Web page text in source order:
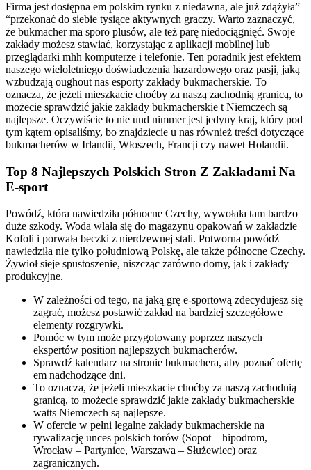
Firma jest dostępna em polskim rynku z niedawna, ale już zdążyła”
“przekonać do siebie tysiące aktywnych graczy. Warto zaznaczyć,
że bukmacher ma sporo plusów, ale też parę niedociągnięć. Swoje
zakłady możesz stawiać, korzystając z aplikacji mobilnej lub
przeglądarki mhh komputerze i telefonie. Ten poradnik jest efektem
naszego wieloletniego doświadczenia hazardowego oraz pasji, jaką
wzbudzają oughout nas esporty zakłady bukmacherskie. To
oznacza, że jeżeli mieszkacie choćby za naszą zachodnią granicą, to
możecie sprawdzić jakie zakłady bukmacherskie t Niemczech są
najlepsze. Oczywiście to nie und nimmer jest jedyny kraj, który pod
tym kątem opisaliśmy, bo znajdziecie u nas również treści dotyczące
bukmacherów w Irlandii, Włoszech, Francji czy nawet Holandii.
Top 8 Najlepszych Polskich Stron Z Zakładami Na
E-sport
Powódź, która nawiedziła północne Czechy, wywołała tam bardzo
duże szkody. Woda wlała się do magazynu opakowań w zakładzie
Kofoli i porwała beczki z nierdzewnej stali. Potworna powódź
nawiedziła nie tylko południową Polskę, ale także północne Czechy.
Żywioł sieje spustoszenie, niszcząc zarówno domy, jak i zakłady
produkcyjne.
W zależności od tego, na jaką grę e-sportową zdecydujesz się
zagrać, możesz postawić zakład na bardziej szczegółowe
elementy rozgrywki.
Pomóc w tym może przygotowany poprzez naszych
ekspertów position najlepszych bukmacherów.
Sprawdź kalendarz na stronie bukmachera, aby poznać ofertę
em nadchodzące dni.
To oznacza, że jeżeli mieszkacie choćby za naszą zachodnią
granicą, to możecie sprawdzić jakie zakłady bukmacherskie
watts Niemczech są najlepsze.
W ofercie w pełni legalne zakłady bukmacherskie na
rywalizację unces polskich torów (Sopot – hipodrom,
Wrocław – Partynice, Warszawa – Służewiec) oraz
zagranicznych.